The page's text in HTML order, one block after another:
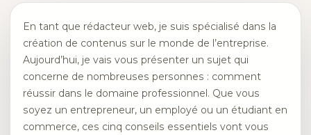
En tant que rédacteur web, je suis spécialisé dans la
création de contenus sur le monde de l’entreprise.
Aujourd’hui, je vais vous présenter un sujet qui
concerne de nombreuses personnes : comment
réussir dans le domaine professionnel. Que vous
soyez un entrepreneur, un employé ou un étudiant en
commerce, ces cinq conseils essentiels vont vous